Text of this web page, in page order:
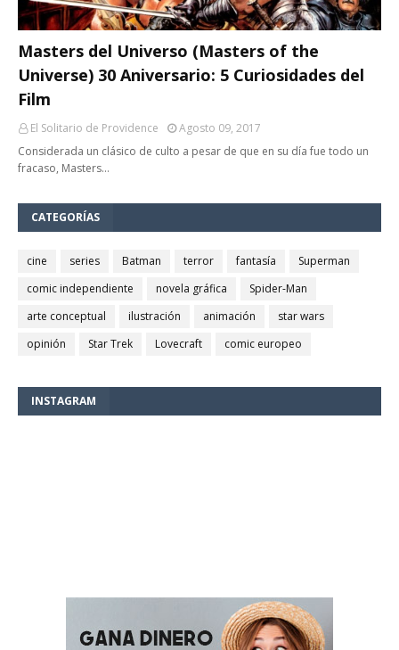
Masters del Universo (Masters of the
Universe) 30 Aniversario: 5 Curiosidades del
Film
El Solitario de Providence
Agosto 09, 2017
Considerada un clásico de culto a pesar de que en su día fue todo un
fracaso, Masters…
CATEGORÍAS
cine series Batman terror fantasía
Superman
comic independiente
novela gráfica
Spider-Man
arte conceptual
ilustración animación
star wars
opinión
Star Trek Lovecraft comic europeo
INSTAGRAM